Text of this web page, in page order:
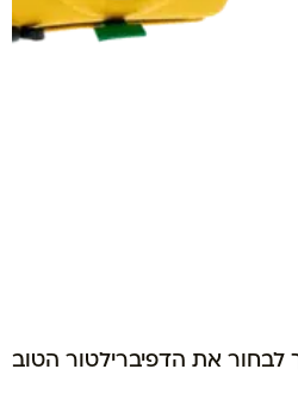
לבחור את הדפיברילטור הטוב